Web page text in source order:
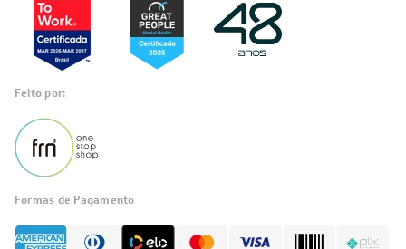
Feito por:
Formas de Pagamento
Fale com a LIA